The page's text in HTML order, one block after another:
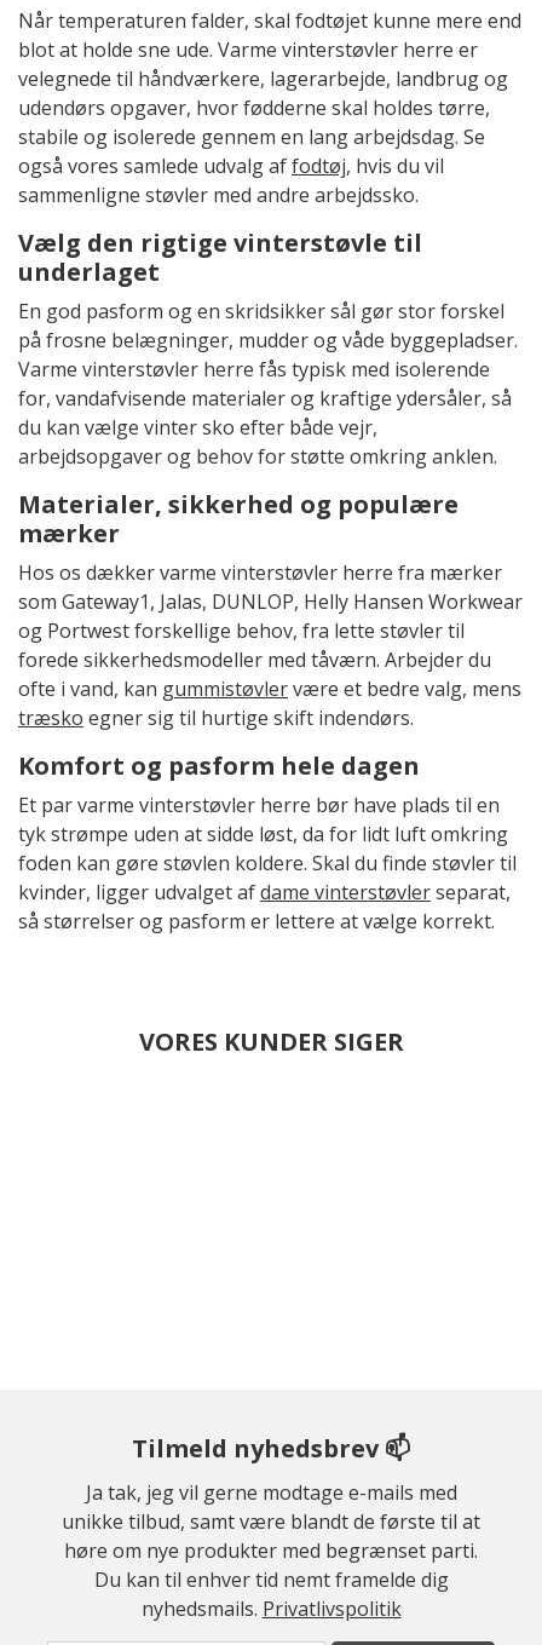
Når temperaturen falder, skal fodtøjet kunne mere end
blot at holde sne ude. Varme vinterstøvler herre er
velegnede til håndværkere, lagerarbejde, landbrug og
udendørs opgaver, hvor fødderne skal holdes tørre,
stabile og isolerede gennem en lang arbejdsdag. Se
også vores samlede udvalg affodtøj, hvis du vil
sammenligne støvler med andre arbejdssko.
Vælg den rigtige vinterstøvle til
underlaget
En god pasform og en skridsikker sål gør stor forskel
på frosne belægninger, mudder og våde byggepladser.
Varme vinterstøvler herre fås typisk med isolerende
for, vandafvisende materialer og kraftige ydersåler, så
du kan vælge vinter sko efter både vejr,
arbejdsopgaver og behov for støtte omkring anklen.
Materialer, sikkerhed og populære
mærker
Hos os dækker varme vinterstøvler herre fra mærker
som Gateway1, Jalas, DUNLOP, Helly Hansen Workwear
og Portwest forskellige behov, fra lette støvler til
forede sikkerhedsmodeller med tåværn. Arbejder du
ofte i vand, kan gummistøvlervære et bedre valg, mens
træsko egner sig til hurtige skift indendørs.
Komfort og pasform hele dagen
Et par varme vinterstøvler herre bør have plads til en
tyk strømpe uden at sidde løst, da for lidt luft omkring
foden kan gøre støvlen koldere. Skal du finde støvler til
kvinder, ligger udvalget afdame vinterstøvlerseparat,
så størrelser og pasform er lettere at vælge korrekt.
VORES KUNDER SIGER
Tilmeld nyhedsbrev 📫
Ja tak, jeg vil gerne modtage e-mails med
unikke tilbud, samt være blandt de første til at
høre om nye produkter med begrænset parti.
Du kan til enhver tid nemt framelde dig
nyhedsmails. Privatlivspolitik